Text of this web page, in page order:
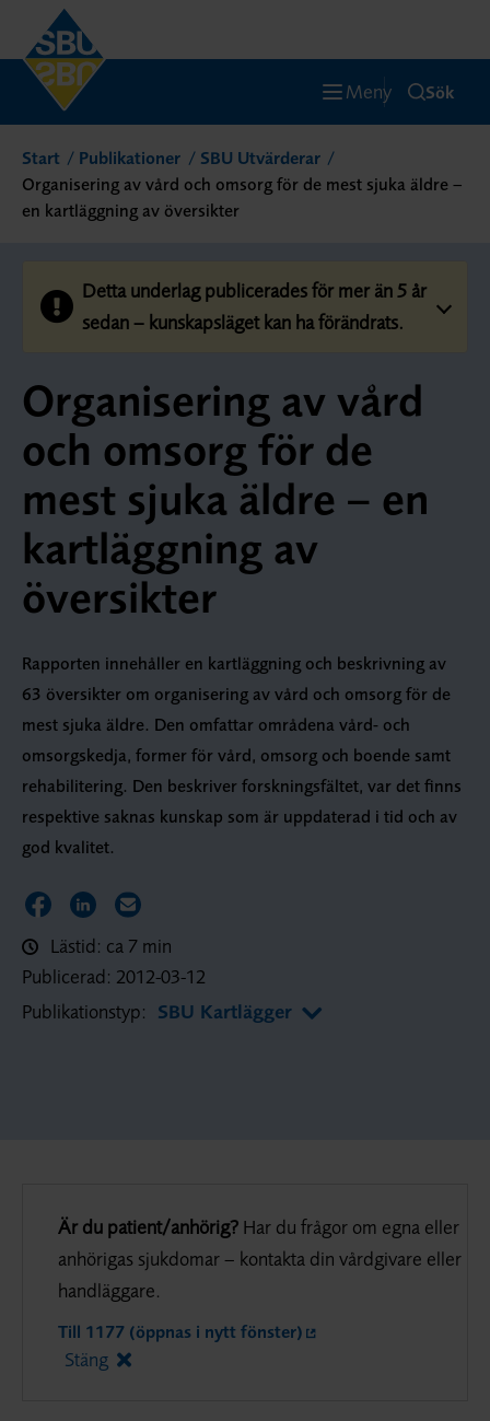
Meny Sök
Start Publikationer
SBU Utvärderar
Organisering av vård och omsorg för de mest sjuka äldre –
en kartläggning av översikter
Detta underlag publicerades för mer än 5 år
sedan – kunskapsläget kan ha förändrats.
Organisering av vård
och omsorg för de
mest sjuka äldre – en
kartläggning av
översikter
Rapporten innehåller en kartläggning och beskrivning av
63 översikter om organisering av vård och omsorg för de
mest sjuka äldre. Den omfattar områdena vård- och
omsorgskedja, former för vård, omsorg och boende samt
rehabilitering. Den beskriver forskningsfältet, var det finns
respektive saknas kunskap som är uppdaterad i tid och av
god kvalitet.
Dela sidan på Facebook
Dela sidan på LinkedIn
Dela sidan via E-post
Lästid: ca 7 min
Publicerad: 2012-03-12
Publikationstyp: SBU Kartlägger
Är du patient/anhörig? Har du frågor om egna eller
anhörigas sjukdomar – kontakta din vårdgivare eller
handläggare.
Till 1177 (öppnas i nytt fönster)
Stäng